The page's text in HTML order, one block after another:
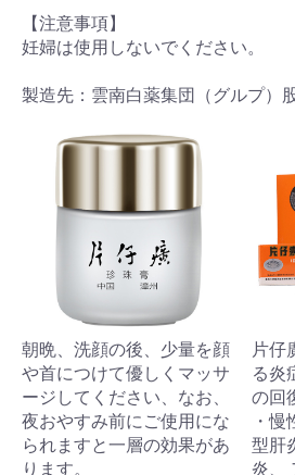
【注意事項】
妊婦は使用しないでください。
製造先：雲南白薬集団（グルプ）
朝晩、洗顔の後、少量を顔
や首につけて優しくマッサ
ージしてください、なお、
夜おやすみ前にご使用にな
られますと一層の効果があ
ります。
片仔
る炎
の回
・
型肝
炎、